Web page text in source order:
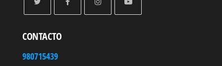
CONTACTO
980715439